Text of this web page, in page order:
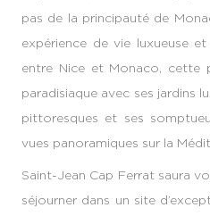
pas de la principauté de
expérience de vie luxueuse
entre Nice et Monaco, cette
paradisiaque avec ses jardins
pittoresques et ses
vues panoramiques sur la
Saint-Jean Cap Ferrat saura
séjourner dans un site